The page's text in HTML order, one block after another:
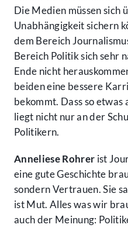
Die Medien müssen sich
Unabhängigkeit sichern
dem Bereich
Bereich Politik sich sehr
Ende nicht
beiden eine bessere
bekommt. Dass so
liegt nicht nur an der
Politikern.
Anneliese Rohrer ist
eine gute Geschichte
sondern Vertrauen. Sie
ist Mut. Alles was wir
auch der Meinung: